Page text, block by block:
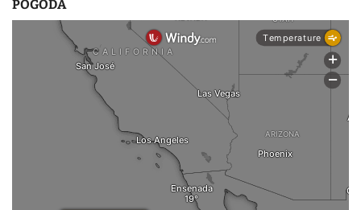
POGODA